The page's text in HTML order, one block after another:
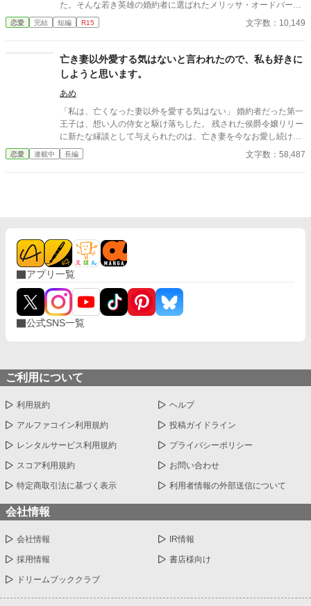
た。そんな若き英雄の婚約者に選ばれたメリッサ・オードバーン
子爵令嬢は、自身を果報者と信じて疑っていなかった。 彼が屋
敷のメイドと関係を持っていると知る事になる、その時までは。
るつもりだった。分かっていてそれでも、許せなかった。 メリ
ッサにとってアイルザートは、本心から愛した人だったから。
恋愛 完結 短編 R15 文字数：10,149
亡き妻以外愛する気はないと言われたので、私も好きに
しようと思います。
あめ
「私は、亡くなった妻以外を愛する気はない」 婚約者だった第一
王子は、想い人の侍女と駆け落ちした。 残された侯爵令嬢リリー
に新たな縁談として与えられたのは、亡き妻を今なお愛し続ける
英雄・辺境伯ヴィンセント。 「君を愛することはない」 そう言い
切る夫に、リリーは静かに微笑んで頷いた。 彼女にもまた、胸の
う。 「あの男は誰だ」 「私の初恋の人です。……今も、その人だ
けを想っています」 激しく動揺し、彼女を責めるヴィンセント。
そんな夫を見つめ、リリーは不思議そうに首を傾げた。 「旦那様
だって、奥様以外は愛する気はないと仰っていたじゃないです
か」 亡き妻だけを愛すると誓った男と、叶わない初恋を胸にしま
い続ける女。 叶わないであろう恋に身を焦がす、すれ違い夫婦の
物語。
恋愛 連載中 長編 文字数：58,487
アプリ一覧
公式SNS一覧
ご利用について
利用規約 ヘルプ
アルファコイン利用規約 投稿ガイドライン
レンタルサービス利用規約 プライバシーポリシー
スコア利用規約 お問い合わせ
特定商取引法に基づく表示 利用者情報の外部送信について
会社情報
会社情報 IR情報
採用情報 書店様向け
ドリームブッククラブ